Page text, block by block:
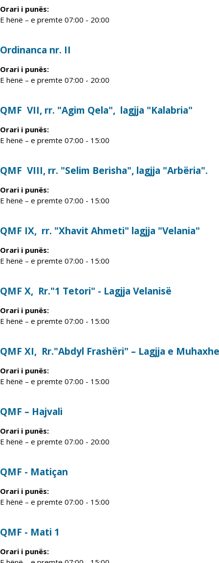
Orari i punës:
E hënë – e premte 07:00 - 20:00
Ordinanca nr. II
Orari i punës:
E hënë – e premte 07:00 - 20:00
QMF VII, rr. "Agim Qela", lagjja "Kalabria"
Orari i punës:
E hënë – e premte 07:00 - 15:00
QMF VIII, rr. "Selim Berisha", lagjja "Arbëria".
Orari i punës:
E hënë – e premte 07:00 - 15:00
QMF IX, rr. "Xhavit Ahmeti" lagjja "Velania"
Orari i punës:
E hënë – e premte 07:00 - 15:00
QMF X, Rr."1 Tetori" - Lagjja Velanisë
Orari i punës:
E hënë – e premte 07:00 - 15:00
QMF XI, Rr."Abdyl Frashëri" – Lagjja e
Orari i punës:
E hënë – e premte 07:00 - 15:00
QMF – Hajvali
Orari i punës:
E hënë – e premte 07:00 - 20:00
QMF - Matiçan
Orari i punës:
E hënë – e premte 07:00 - 15:00
QMF - Mati 1
Orari i punës: